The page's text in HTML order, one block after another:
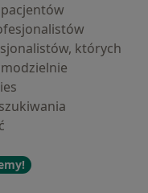
których